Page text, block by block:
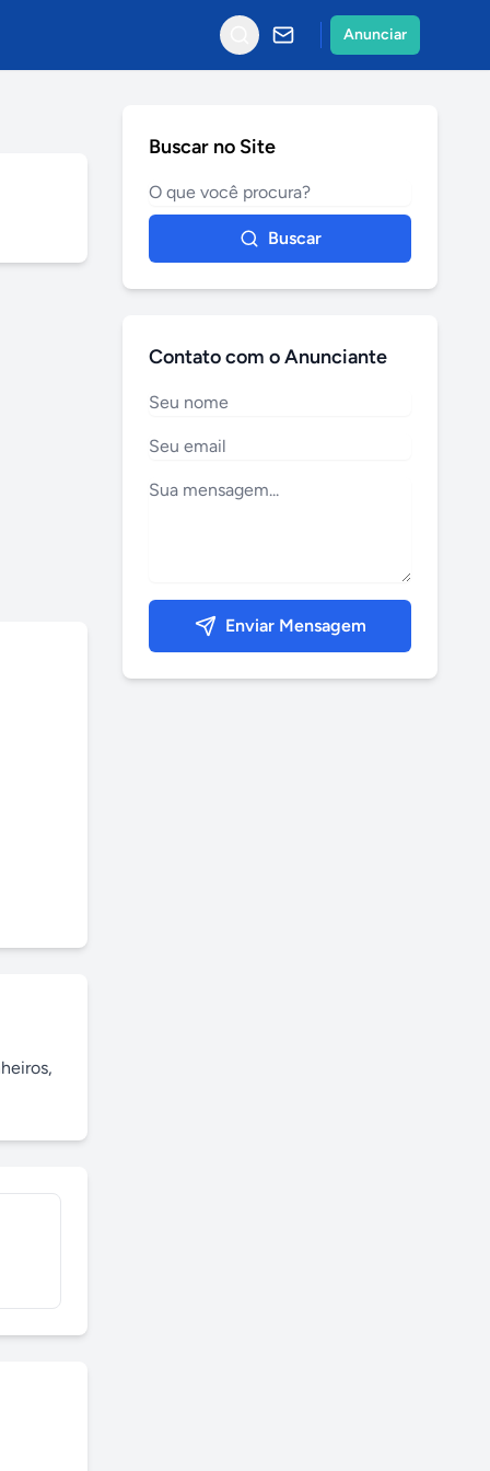
Anunciar
Buscar no Site
Buscar
Contato com o Anunciante
Enviar Mensagem